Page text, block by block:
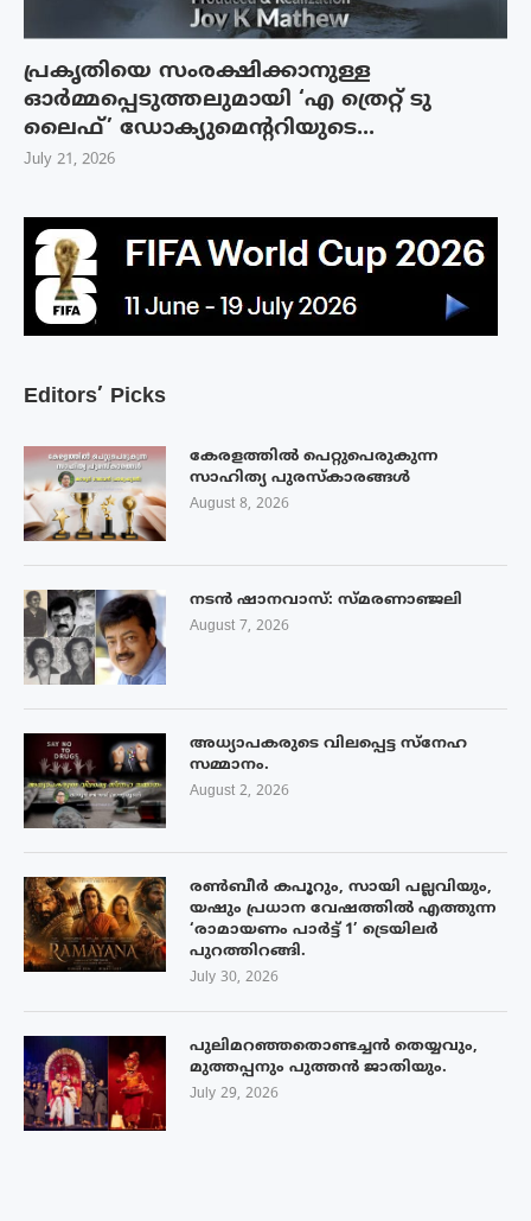
Editors’ Picks
കേരളത്തിൽ പെറ്റുപെരുകുന്ന
സാഹിത്യ പുരസ്‌കാരങ്ങൾ
August 8, 2026
നടൻ ഷാനവാസ്: സ്മരണാഞ്ജലി
August 7, 2026
അധ്യാപകരുടെ വിലപ്പെട്ട സ്നേഹ
സമ്മാനം.
August 2, 2026
രൺബീർ കപൂറും, സായി പല്ലവിയും,
യഷും പ്രധാന വേഷത്തിൽ എത്തുന്ന
‘രാമായണം പാർട്ട് 1’ ട്രെയിലർ
പുറത്തിറങ്ങി.
July 30, 2026
പുലിമറഞ്ഞതൊണ്ടച്ചൻ തെയ്യവും,
മുത്തപ്പനും പുത്തൻ ജാതിയും.
July 29, 2026
പ്രകൃതിയെ സംരക്ഷിക്കാനുള്ള
ഓർമ്മപ്പെടുത്തലുമായി ‘എ ത്രെറ്റ് ടു
ലൈഫ്’ ഡോക്യുമെന്ററിയുടെ...
July 21, 2026